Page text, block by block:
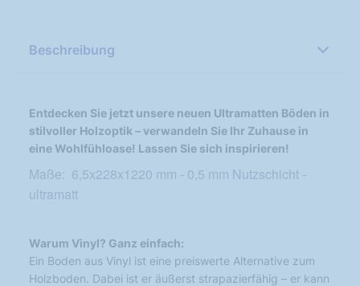
Beschreibung
Entdecken Sie jetzt unsere neuen Ultramatten Böden in
stilvoller Holzoptik – verwandeln Sie Ihr Zuhause in
eine Wohlfühloase! Lassen Sie sich inspirieren!
Maße: 6,5x228x1220 mm - 0,5 mm Nutzschicht -
ultramatt
Warum Vinyl? Ganz einfach:
Ein Boden aus Vinyl ist eine preiswerte Alternative zum
Holzboden. Dabei ist er äußerst strapazierfähig – er kann